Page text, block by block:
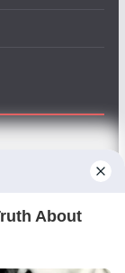
најновите